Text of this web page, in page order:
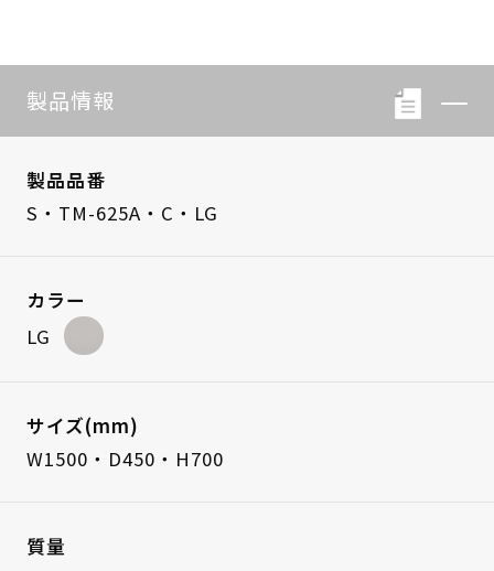
製品情報
製品品番
S・TM-625A・C・LG
カラー
LG
サイズ(mm)
W1500・D450・H700
質量